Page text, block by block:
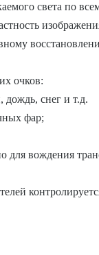
света по
очков:
снег и т.д.
фар;
для вождения